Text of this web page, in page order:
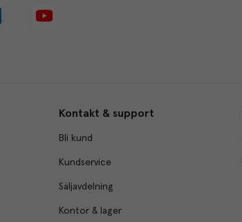
Kontakt & support
Bli kund
Kundservice
Säljavdelning
Kontor & lager